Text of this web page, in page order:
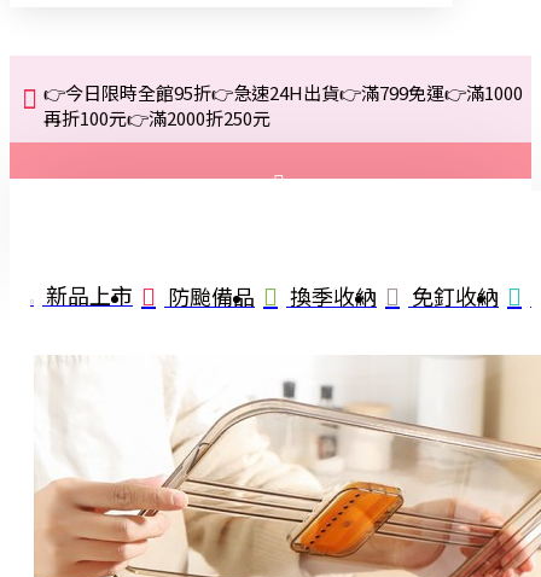
👉今日限時全館95折👉急速24H出貨👉滿799免運👉滿1000
再折100元👉滿2000折250元
註冊
新品上市 防颱備品 換季收納 免釘收納